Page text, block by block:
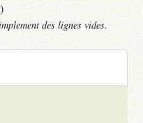
des lignes vides.